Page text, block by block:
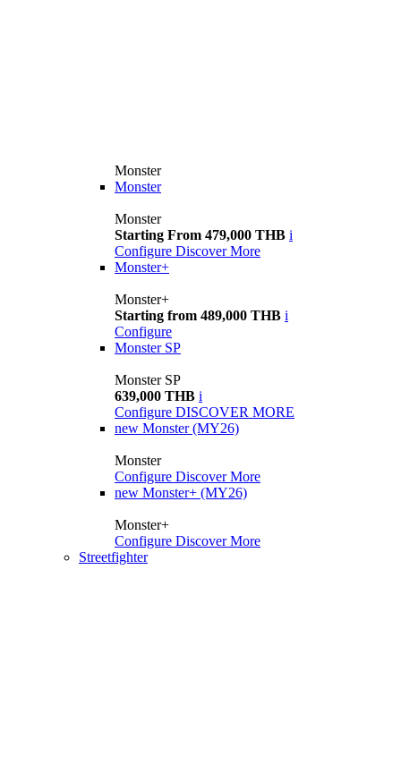
Monster
Monster
Monster
Starting From 479,000 THB i
Configure Discover More
Monster+
Monster+
Starting from 489,000 THB i
Configure
Monster SP
Monster SP
639,000 THB i
Configure DISCOVER MORE
new Monster (MY26)
Monster
Configure Discover More
new Monster+ (MY26)
Monster+
Configure Discover More
Streetfighter